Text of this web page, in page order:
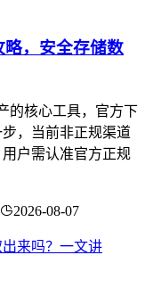
，安全存储数
的核心工具，官方下
，当前非正规渠道
户需认准官方正规
2026-08-07